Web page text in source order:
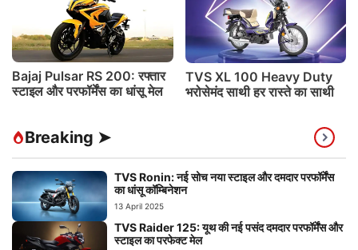
Bajaj Pulsar RS 200: रफ्तार
स्टाइल और परफॉर्मेंस का धांसू मेल
TVS XL 100 Heavy Duty
भरोसेमंद साथी हर रास्ते का साथी
Breaking ➤
TVS Ronin: नई सोच नया स्टाइल और दमदार परफॉर्मेंस
का धांसू कॉम्बिनेशन
13 April 2025
TVS Raider 125: यूथ की नई पसंद दमदार परफॉर्मेंस और
स्टाइल का परफेक्ट मेल